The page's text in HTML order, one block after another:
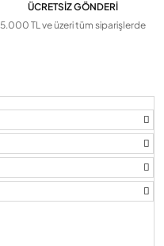
ÜCRETSİZ GÖNDERİ
5.000 TL ve üzeri tüm siparişlerde